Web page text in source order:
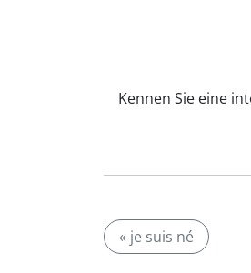
Kennen Sie eine
« je suis né